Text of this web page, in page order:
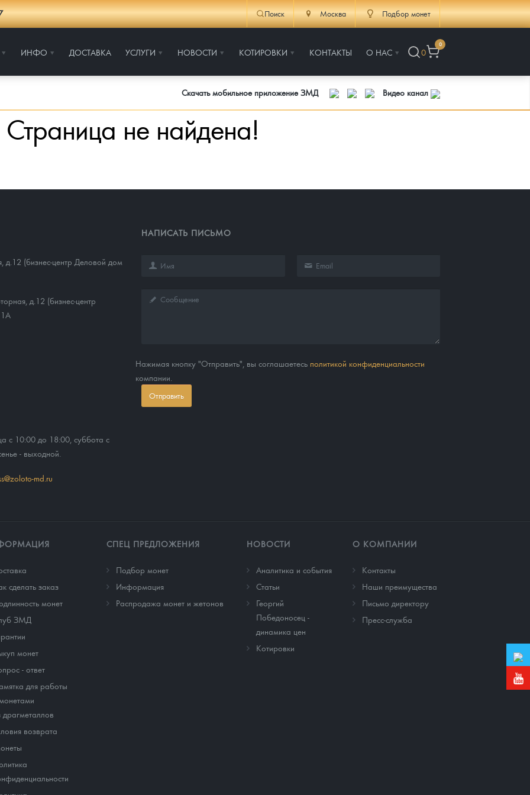
Поиск Москва Подбор монет
ИНФО ДОСТАВКА УСЛУГИ НОВОСТИ КОТИРОВКИ КОНТАКТЫ О НАС 0
0
Скачать мобильное приложение ЗМД Видео канал
Страница не найдена!
д.12 (бизнес-центр Деловой дом
д.12 (бизнес-центр
с 10:00 до 18:00, суббота с
- выходной.
md.ru
НАПИСАТЬ ПИСЬМО
Нажимая кнопку "Отправить", вы соглашаетесь политикой конфиденциальности
компании.
Отправить
сделать заказ
монет
ЗМД
монет
- ответ
для работы
драгметаллов
возврата
СПЕЦ ПРЕДЛОЖЕНИЯ
Подбор монет
Информация
Распродажа монет и жетонов
НОВОСТИ
Аналитика и события
Cтатьи
Георгий
Победоносец -
динамика цен
Котировки
О КОМПАНИИ
Контакты
Наши преимущества
Письмо директору
Пресс-служба